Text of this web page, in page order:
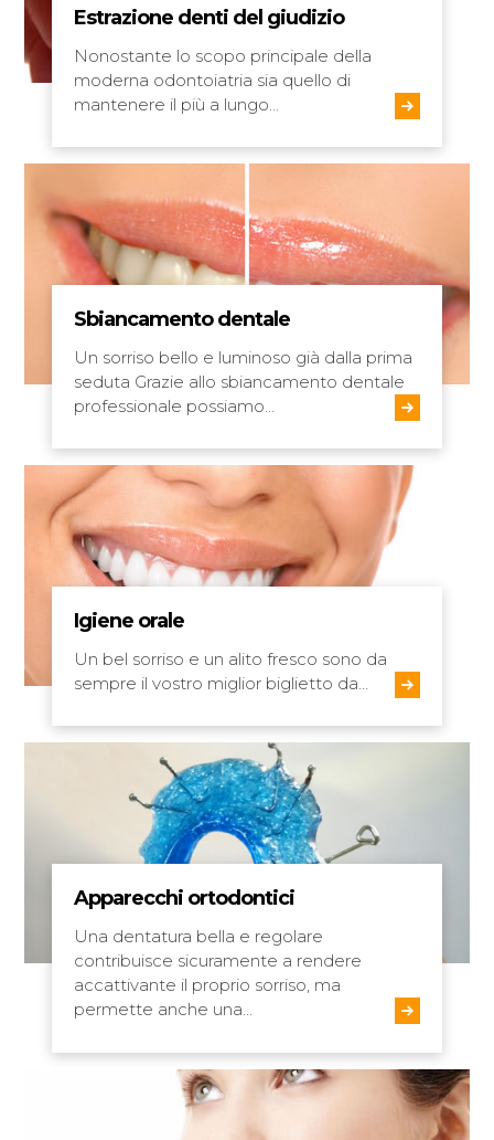
Estrazione denti del giudizio
Nonostante lo scopo principale della
moderna odontoiatria sia quello di
mantenere il più a lungo…
Sbiancamento dentale
Un sorriso bello e luminoso già dalla prima
seduta Grazie allo sbiancamento dentale
professionale possiamo…
Igiene orale
Un bel sorriso e un alito fresco sono da
sempre il vostro miglior biglietto da…
Apparecchi ortodontici
Una dentatura bella e regolare
contribuisce sicuramente a rendere
accattivante il proprio sorriso, ma
permette anche una…